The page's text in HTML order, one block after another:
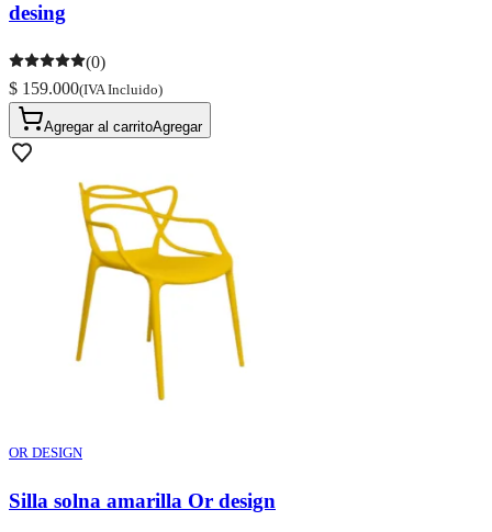
desing
(0)
$ 159.000(IVA Incluido)
Agregar al carritoAgregar
OR DESIGN
Silla solna amarilla Or design